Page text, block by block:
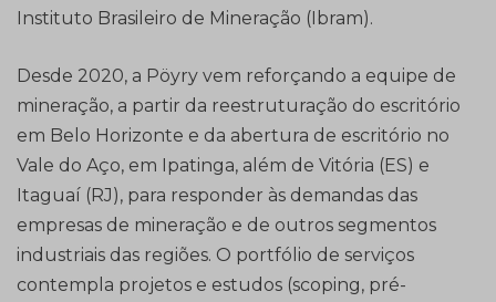
Instituto Brasileiro de Mineração (Ibram).
Desde 2020, a Pöyry vem reforçando a equipe de
mineração, a partir da reestruturação do escritório
em Belo Horizonte e da abertura de escritório no
Vale do Aço, em Ipatinga, além de Vitória (ES) e
Itaguaí (RJ), para responder às demandas das
empresas de mineração e de outros segmentos
industriais das regiões. O portfólio de serviços
contempla projetos e estudos (scoping, pré-